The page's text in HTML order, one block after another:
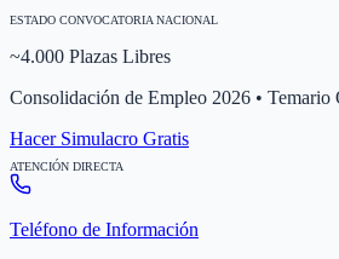
ESTADO CONVOCATORIA NACIONAL
~4.000 Plazas Libres
Consolidación de Empleo 2026 • Temario
Hacer Simulacro Gratis
ATENCIÓN DIRECTA
Teléfono de Información